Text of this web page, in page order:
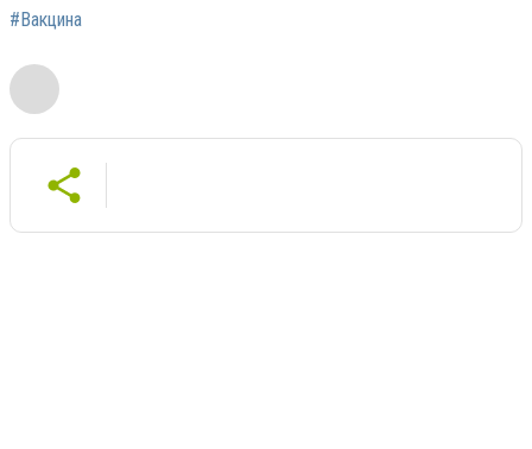
#Вакцина